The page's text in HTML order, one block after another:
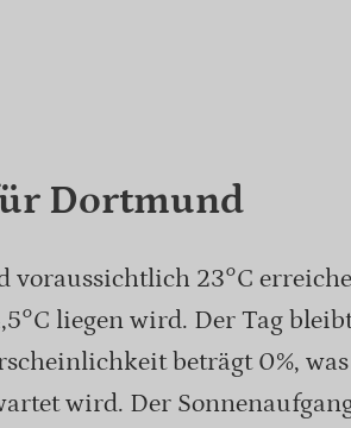
Dortmund
voraussichtlich 23°C
liegen wird. Der Tag
beträgt 0%,
wird. Der